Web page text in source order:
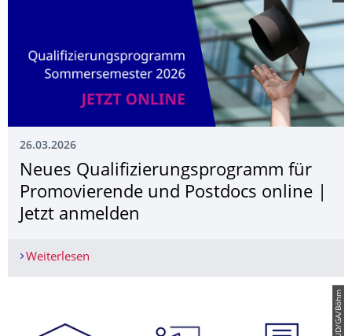
26.03.2026
Neues Qualifizierungs­programm für
Promovierende und Postdocs online |
Jetzt anmelden
Weiterlesen
© TUD/GA/Böhm